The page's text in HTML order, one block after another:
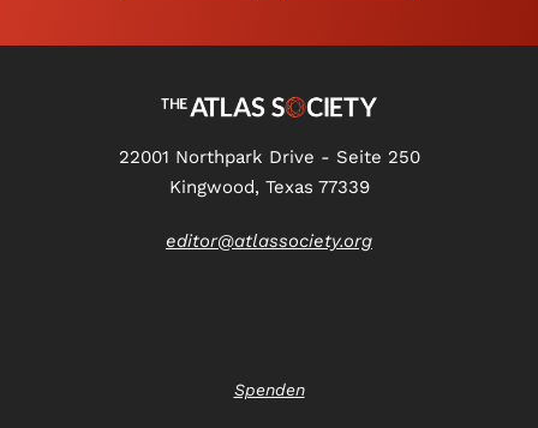
22001 Northpark Drive - Seite 250
Kingwood, Texas 77339
editor@atlassociety.org
Spenden